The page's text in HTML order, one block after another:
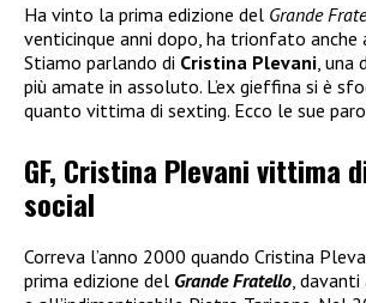
Ha vinto la prima edizione del Grande
venticinque anni dopo, ha trionfato anche
Stiamo parlando di Cristina Plevani ,
più amate in assoluto. L’ex gieffina si è
quanto vittima di sexting. Ecco le sue
GF, Cristina Plevani vittima
social
Correva l’anno 2000 quando Cristina
prima edizione del Grande Fratello ,